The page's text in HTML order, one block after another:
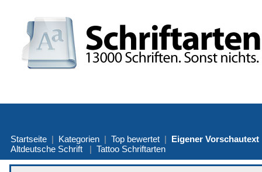
Startseite | Kategorien | Top bewertet | Eigener Vorschautext
Altdeutsche Schrift | Tattoo Schriftarten